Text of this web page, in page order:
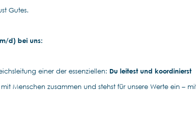
Gutes.
d) bei uns:
einer der essenziellen: Du leitest und koordinierst
Menschen zusammen und stehst für unsere Werte ein –